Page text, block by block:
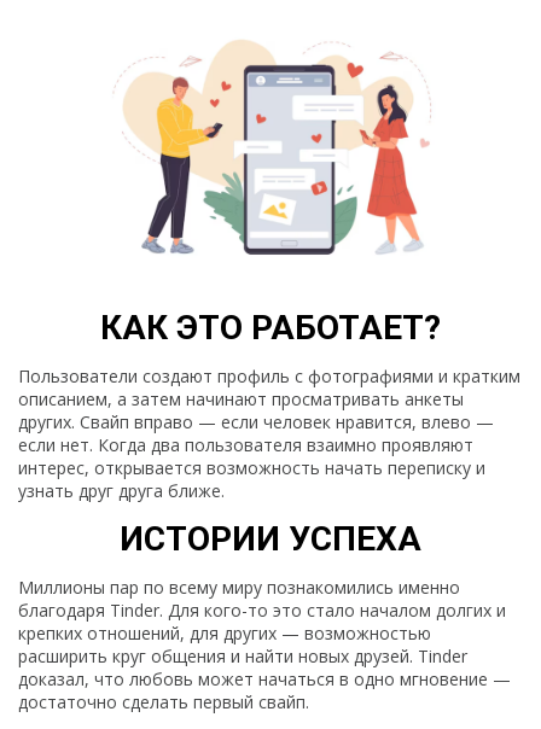
КАК ЭТО РАБОТАЕТ?
Пользователи создают профиль с фотографиями и кратким
описанием, а затем начинают просматривать анкеты
других. Свайп вправо — если человек нравится, влево —
если нет. Когда два пользователя взаимно проявляют
интерес, открывается возможность начать переписку и
узнать друг друга ближе.
ИСТОРИИ УСПЕХА
Миллионы пар по всему миру познакомились именно
благодаря Tinder. Для кого-то это стало началом долгих и
крепких отношений, для других — возможностью
расширить круг общения и найти новых друзей. Tinder
доказал, что любовь может начаться в одно мгновение —
достаточно сделать первый свайп.